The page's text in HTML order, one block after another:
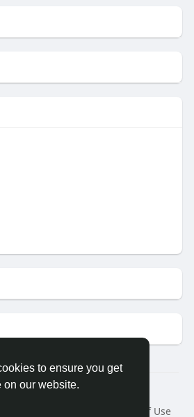
to ensure you get
on our website.
Travel With Me
Terms of Use